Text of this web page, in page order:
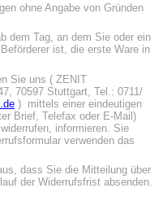
ohne Angabe von Gründen
dem Tag, an dem Sie oder ein
ist, die erste Ware in
Sie uns ( ZENIT
70597 Stuttgart, Tel.: 0711/
) mittels einer eindeutigen
Brief, Telefax oder E-Mail)
informieren. Sie
verwenden das
dass Sie die Mitteilung über
der Widerrufsfrist absenden.